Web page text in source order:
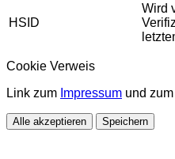
HSID
Wird
Cookie Verweis
Link zum Impressum und zum
Alle akzeptieren Speichern